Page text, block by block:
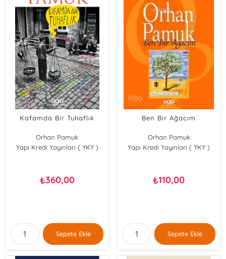
Kafamda Bir Tuhaflık
Orhan Pamuk
Yapı Kredi Yayınları ( YKY )
₺360,00
Sepete Ekle
Ben Bir Ağacım
Orhan Pamuk
Yapı Kredi Yayınları ( YKY )
₺110,00
Sepete Ekle